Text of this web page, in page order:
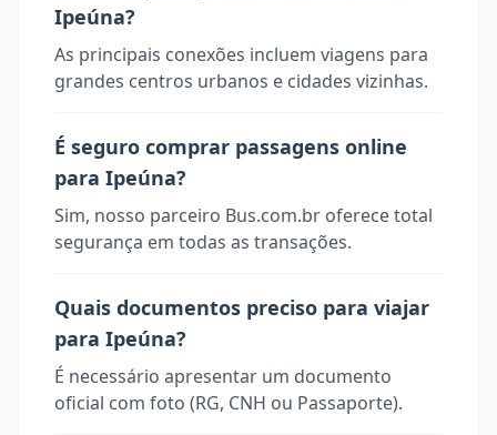
Ipeúna?
As principais conexões incluem viagens para
grandes centros urbanos e cidades vizinhas.
É seguro comprar passagens online
para Ipeúna?
Sim, nosso parceiro Bus.com.br oferece total
segurança em todas as transações.
Quais documentos preciso para viajar
para Ipeúna?
É necessário apresentar um documento
oficial com foto (RG, CNH ou Passaporte).